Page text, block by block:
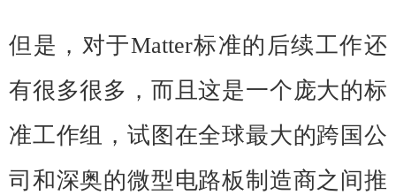
但是，对于Matter标准的后续工作还
有很多很多，而且这是一个庞大的标
准工作组，试图在全球最大的跨国公
司和深奥的微型电路板制造商之间推